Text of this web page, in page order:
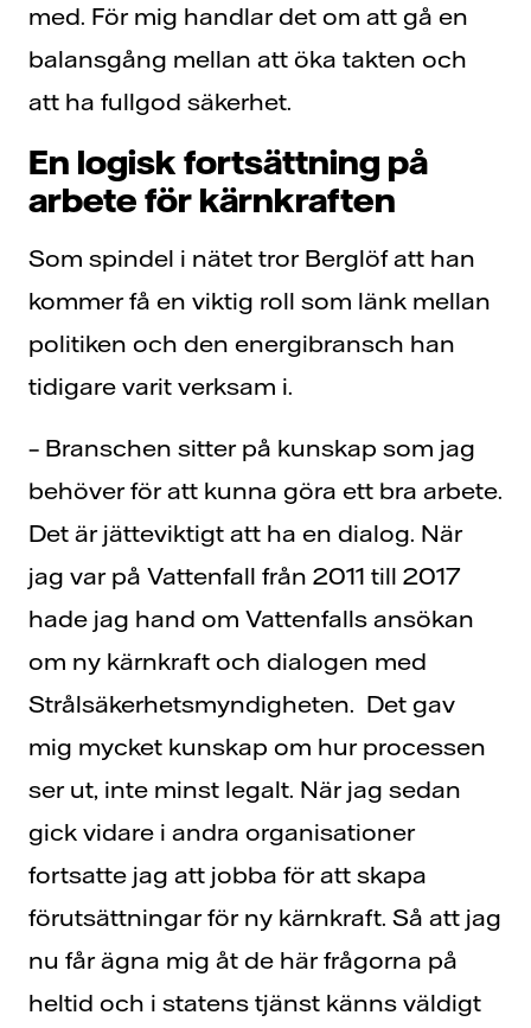
med. För mig handlar det om att gå en
balansgång mellan att öka takten och
att ha fullgod säkerhet.
En logisk fortsättning på
arbete för kärnkraften
Som spindel i nätet tror Berglöf att han
kommer få en viktig roll som länk mellan
politiken och den energibransch han
tidigare varit verksam i.
– Branschen sitter på kunskap som jag
behöver för att kunna göra ett bra arbete.
Det är jätteviktigt att ha en dialog. När
jag var på Vattenfall från 2011 till 2017
hade jag hand om Vattenfalls ansökan
om ny kärnkraft och dialogen med
Strålsäkerhetsmyndigheten. Det gav
mig mycket kunskap om hur processen
ser ut, inte minst legalt. När jag sedan
gick vidare i andra organisationer
fortsatte jag att jobba för att skapa
förutsättningar för ny kärnkraft. Så att jag
nu får ägna mig åt de här frågorna på
heltid och i statens tjänst känns väldigt